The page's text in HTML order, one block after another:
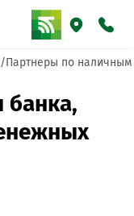
Партнеры по наличным